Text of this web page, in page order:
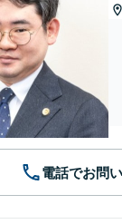
電話でお問